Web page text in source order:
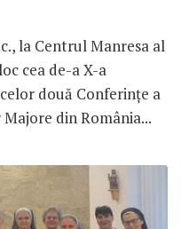
la Centrul Manresa al
cea de-a X-a
două Conferințe a
din România...